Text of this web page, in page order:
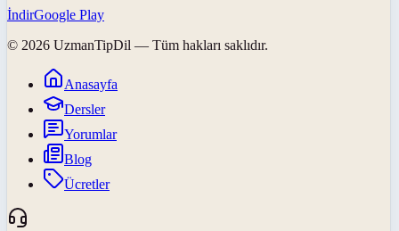
İndirGoogle Play
© 2026 UzmanTipDil — Tüm hakları saklıdır.
Anasayfa
Dersler
Yorumlar
Blog
Ücretler